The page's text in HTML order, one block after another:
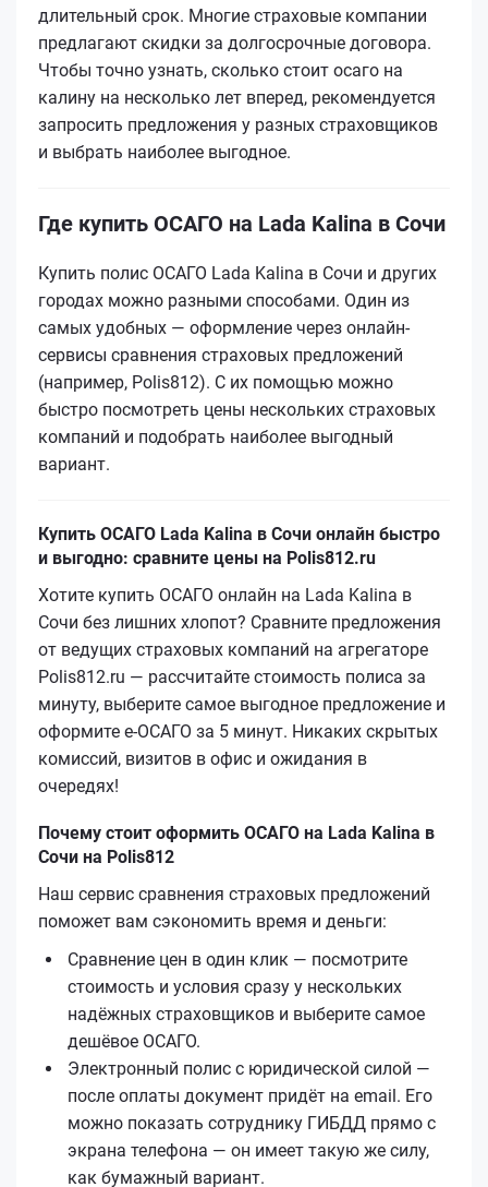
длительный срок. Многие страховые компании
предлагают скидки за долгосрочные договора.
Чтобы точно узнать, сколько стоит осаго на
калину на несколько лет вперед, рекомендуется
запросить предложения у разных страховщиков
и выбрать наиболее выгодное.
Где купить ОСАГО на Lada Kalina в Сочи
Купить полис ОСАГО Lada Kalina в Сочи и других
городах можно разными способами. Один из
самых удобных — оформление через онлайн-
сервисы сравнения страховых предложений
(например, Polis812). С их помощью можно
быстро посмотреть цены нескольких страховых
компаний и подобрать наиболее выгодный
вариант.
Купить ОСАГО Lada Kalina в Сочи онлайн быстро
и выгодно: сравните цены на Polis812.ru
Хотите купить ОСАГО онлайн на Lada Kalina в
Сочи без лишних хлопот? Сравните предложения
от ведущих страховых компаний на агрегаторе
Polis812.ru — рассчитайте стоимость полиса за
минуту, выберите самое выгодное предложение и
оформите е‑ОСАГО за 5 минут. Никаких скрытых
комиссий, визитов в офис и ожидания в
очередях!
Почему стоит оформить ОСАГО на Lada Kalina в
Сочи на Polis812
Наш сервис сравнения страховых предложений
поможет вам сэкономить время и деньги:
Сравнение цен в один клик — посмотрите
стоимость и условия сразу у нескольких
надёжных страховщиков и выберите самое
дешёвое ОСАГО.
Электронный полис с юридической силой —
после оплаты документ придёт на email. Его
можно показать сотруднику ГИБДД прямо с
экрана телефона — он имеет такую же силу,
как бумажный вариант.